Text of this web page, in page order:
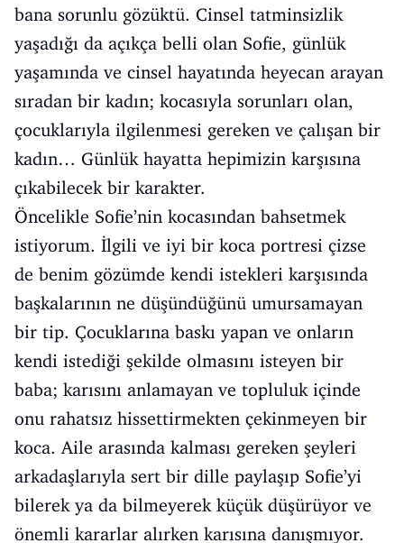
bana sorunlu gözüktü. Cinsel tatminsizlik
yaşadığı da açıkça belli olan Sofie, günlük
yaşamında ve cinsel hayatında heyecan arayan
sıradan bir kadın; kocasıyla sorunları olan,
çocuklarıyla ilgilenmesi gereken ve çalışan bir
kadın… Günlük hayatta hepimizin karşısına
çıkabilecek bir karakter.
Öncelikle Sofie’nin kocasından bahsetmek
istiyorum. İlgili ve iyi bir koca portresi çizse
de benim gözümde kendi istekleri karşısında
başkalarının ne düşündüğünü umursamayan
bir tip. Çocuklarına baskı yapan ve onların
kendi istediği şekilde olmasını isteyen bir
baba; karısını anlamayan ve topluluk içinde
onu rahatsız hissettirmekten çekinmeyen bir
koca. Aile arasında kalması gereken şeyleri
arkadaşlarıyla sert bir dille paylaşıp Sofie’yi
bilerek ya da bilmeyerek küçük düşürüyor ve
önemli kararlar alırken karısına danışmıyor.